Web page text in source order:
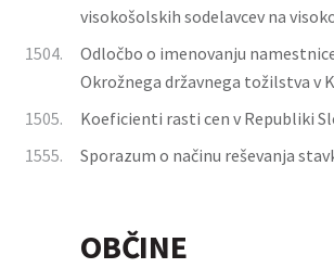
visokošolskih sodelavcev na
1504.
Odločbo o imenovanju
Okrožnega državnega tožilstva v
1505.
Koeficienti rasti cen v Republiki
1555.
Sporazum o načinu reševanja
OBČINE